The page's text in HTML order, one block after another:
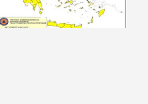
7 Αυγούστου 2026 10:24